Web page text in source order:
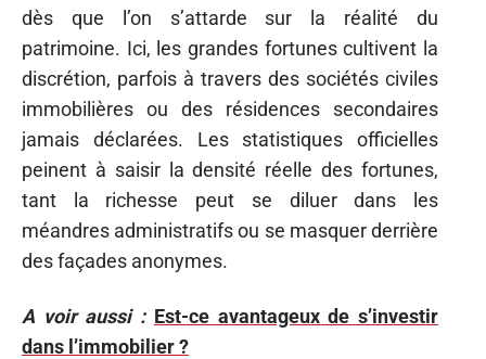
dès que l’on s’attarde sur la réalité du
patrimoine. Ici, les grandes fortunes cultivent la
discrétion, parfois à travers des sociétés civiles
immobilières ou des résidences secondaires
jamais déclarées. Les statistiques officielles
peinent à saisir la densité réelle des fortunes,
tant la richesse peut se diluer dans les
méandres administratifs ou se masquer derrière
des façades anonymes.
A voir aussi : Est-ce avantageux de s’investir
dans l’immobilier ?